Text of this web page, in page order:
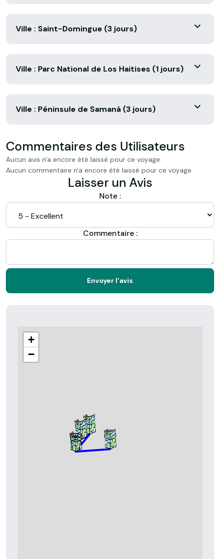
Ville : Saint-Domingue (3 jours)
Ville : Parc National de Los Haitises (1 jours)
Ville : Péninsule de Samaná (3 jours)
Commentaires des Utilisateurs
Aucun avis n'a encore été laissé pour ce voyage.
Aucun commentaire n'a encore été laissé pour ce voyage.
Laisser un Avis
Note :
Commentaire :
Envoyer l'avis
+
−